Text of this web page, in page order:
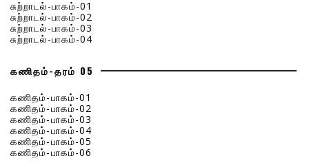
சுற்றாடல்-பாகம்-01
சுற்றாடல்-பாகம்-02
சுற்றாடல்-பாகம்-03
சுற்றாடல்-பாகம்-04
கணிதம்-தரம் 05
கணிதம்-பாகம்-01
கணிதம்-பாகம்-02
கணிதம்-பாகம்-03
கணிதம்-பாகம்-04
கணிதம்-பாகம்-05
கணிதம்-பாகம்-06